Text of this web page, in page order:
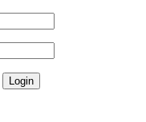
Login